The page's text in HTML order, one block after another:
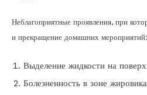
Неблагоприятные проявления, при
и прекращение домашних мероприятий:
Выделение жидкости на
Болезненность в зоне